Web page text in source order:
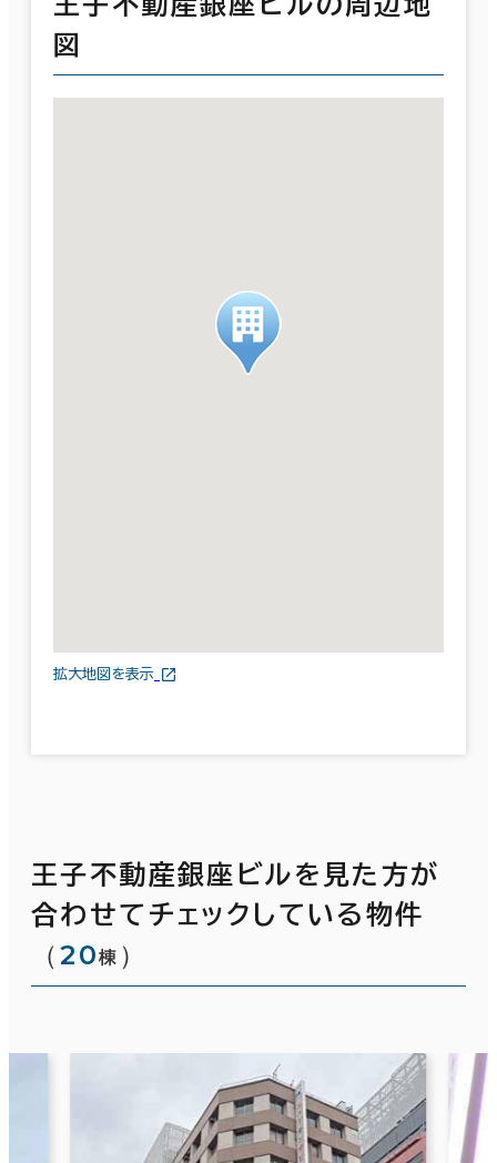
図
拡大地図を表示
王子不動産銀座ビルを見た方が
合わせてチェックしている物件
（20棟 ）